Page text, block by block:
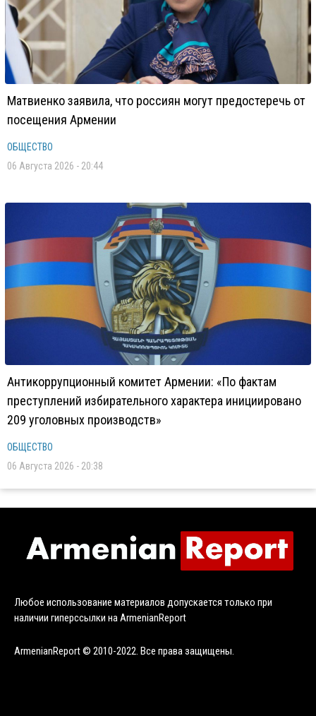
Матвиенко заявила, что россиян могут предостеречь от
посещения Армении
ОБЩЕСТВО
06 Августа 2026 - 20:44
Антикоррупционный комитет Армении: «По фактам
преступлений избирательного характера инициировано
209 уголовных производств»
ОБЩЕСТВО
06 Августа 2026 - 20:38
Любое использование материалов допускается только при
наличии гиперссылки на ArmenianReport
ArmenianReport © 2010-2022. Все права защищены.